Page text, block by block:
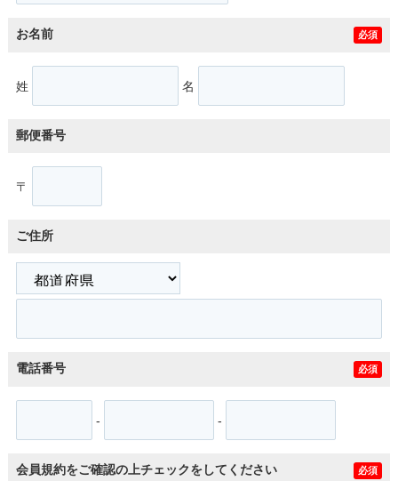
お名前 必須
姓 名
郵便番号
〒
ご住所
電話番号 必須
- -
会員規約をご確認の上チェックをしてください 必須